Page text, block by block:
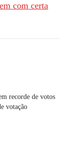
com certa
recorde de votos
votação